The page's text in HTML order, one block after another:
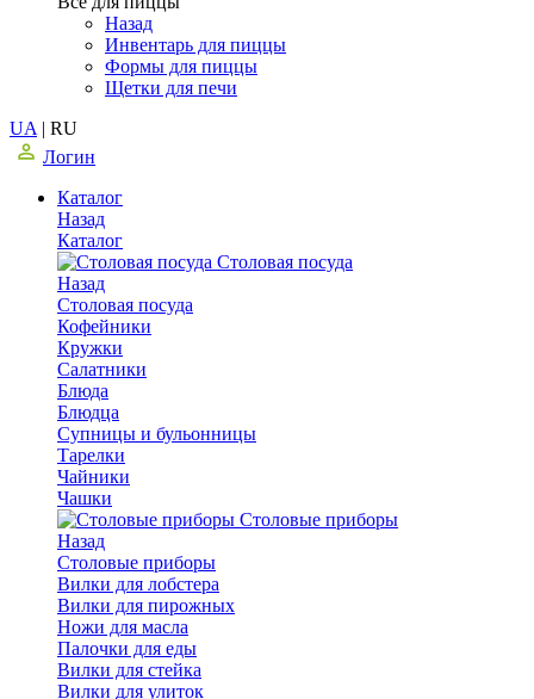
Назад
Инвентарь для пиццы
Формы для пиццы
Щетки для печи
UA | RU
Логин
Каталог
Назад
Каталог
Столовая посуда
Назад
Столовая посуда
Кофейники
Кружки
Салатники
Блюда
Блюдца
Супницы и бульонницы
Тарелки
Чайники
Чашки
Cтоловые приборы
Назад
Cтоловые приборы
Вилки для лобстера
Вилки для пирожных
Ножи для масла
Палочки для еды
Вилки для стейка
Вилки для улиток